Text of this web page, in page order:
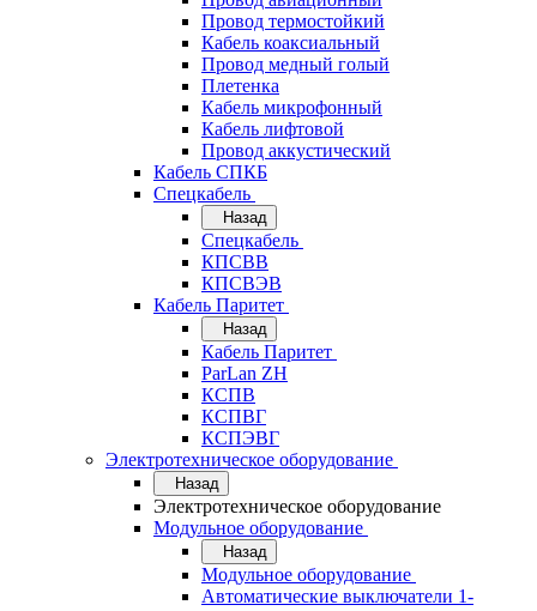
Провод термостойкий
Кабель коаксиальный
Провод медный голый
Плетенка
Кабель микрофонный
Кабель лифтовой
Провод аккустический
Кабель СПКБ
Спецкабель
Назад
Спецкабель
КПСВВ
КПСВЭВ
Кабель Паритет
Назад
Кабель Паритет
ParLan ZH
КСПВ
КСПВГ
КСПЭВГ
Электротехническое оборудование
Назад
Электротехническое оборудование
Модульное оборудование
Назад
Модульное оборудование
Автоматические выключатели 1-